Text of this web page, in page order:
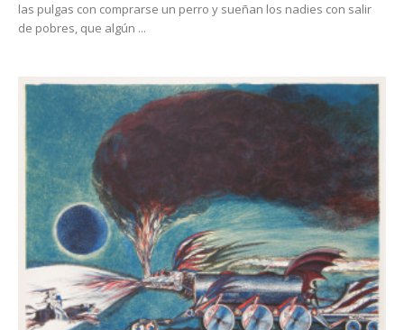
las pulgas con comprarse un perro y sueñan los nadies con salir
de pobres, que algún ...